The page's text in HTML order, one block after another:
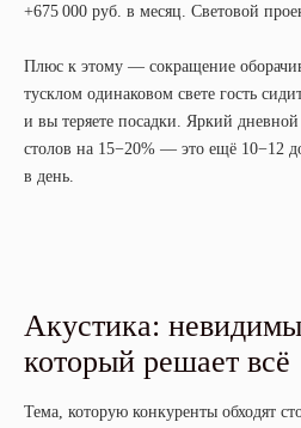
+675 000 руб. в месяц. Световой
Плюс к этому — сокращение
тусклом одинаковом свете гость
и вы теряете посадки. Яркий дневной
столов на 15−20% — это ещё 10−12
в день.
Акустика:
который решает всё
Тема, которую конкуренты обходят